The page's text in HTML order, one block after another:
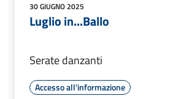
30 GIUGNO 2025
Luglio in...Ballo
Serate danzanti
Accesso all'informazione